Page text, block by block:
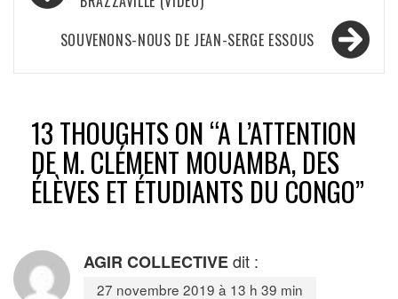
l’article
SOUVENONS-NOUS DE JEAN-SERGE ESSOUS
13 THOUGHTS ON “A L’ATTENTION
DE M. CLÉMENT MOUAMBA, DES
ÉLÈVES ET ÉTUDIANTS DU CONGO”
AGIR COLLECTIVEdit :
27 novembre 2019 à 13 h 39 min